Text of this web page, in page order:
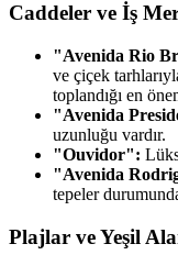
Caddeler ve İş
"Avenida Rio
ve çiçek
toplandığı en
"Avenida
uzunluğu vardır.
"Ouvidor":
"Avenida
tepeler
Plajlar ve Yeşil